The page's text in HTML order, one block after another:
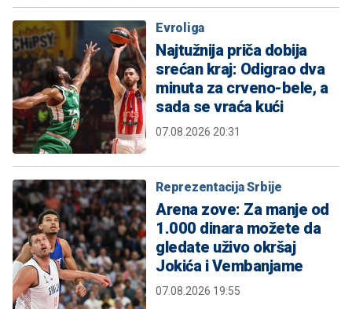
Evroliga
Najtužnija priča dobija
srećan kraj: Odigrao dva
minuta za crveno-bele, a
sada se vraća kući
07.08.2026 20:31
Reprezentacija Srbije
Arena zove: Za manje od
1.000 dinara možete da
gledate uživo okršaj
Jokića i Vembanjame
07.08.2026 19:55